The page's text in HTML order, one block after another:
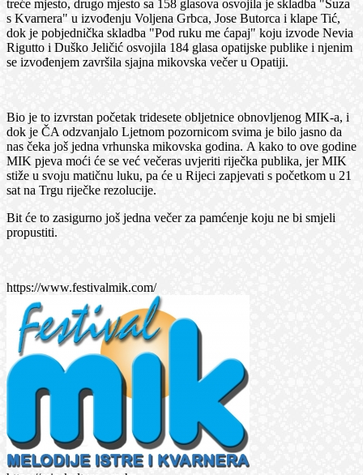
treće mjesto, drugo mjesto sa 158 glasova osvojila je skladba "Suza
s Kvarnera" u izvođenju Voljena Grbca, Jose Butorca i klape Tić,
dok je pobjednička skladba "Pod ruku me ćapaj" koju izvode Nevia
Rigutto i Duško Jeličić osvojila 184 glasa opatijske publike i njenim
se izvođenjem završila sjajna mikovska večer u Opatiji.
Bio je to izvrstan početak tridesete obljetnice obnovljenog MIK-a, i
dok je ČA odzvanjalo Ljetnom pozornicom svima je bilo jasno da
nas čeka još jedna vrhunska mikovska godina. A kako to ove godine
MIK pjeva moći će se već večeras uvjeriti riječka publika, jer MIK
stiže u svoju matičnu luku, pa će u Rijeci zapjevati s početkom u 21
sat na Trgu riječke rezolucije.
Bit će to zasigurno još jedna večer za pamćenje koju ne bi smjeli
propustiti.
https://www.festivalmik.com/